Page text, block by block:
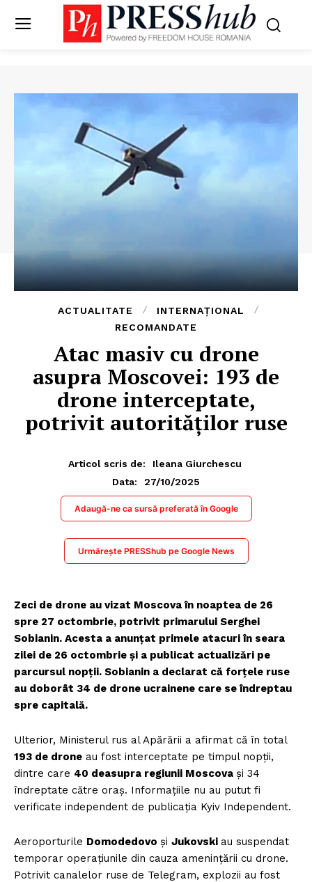
ACTUALITATE
INTERNAȚIONAL
RECOMANDATE
Atac masiv cu drone
asupra Moscovei: 193 de
drone interceptate,
potrivit autorităților ruse
Articol scris de:
Ileana Giurchescu
Data:
27/10/2025
Adaugă-ne ca sursă preferată în Google
Urmărește PRESShub pe Google News
Zeci de drone au vizat Moscova în noaptea de 26
spre 27 octombrie, potrivit primarului Serghei
Sobianin. Acesta a anunțat primele atacuri în seara
zilei de 26 octombrie și a publicat actualizări pe
parcursul nopții. Sobianin a declarat că forțele ruse
au doborât 34 de drone ucrainene care se îndreptau
spre capitală.
Ulterior, Ministerul rus al Apărării a afirmat că în total
193 de drone au fost interceptate pe timpul nopții,
dintre care 40 deasupra regiunii Moscova și 34
îndreptate către oraș. Informațiile nu au putut fi
verificate independent de publicația Kyiv Independent.
Aeroporturile Domodedovo și Jukovski au suspendat
temporar operațiunile din cauza amenințării cu drone.
Potrivit canalelor ruse de Telegram, explozii au fost